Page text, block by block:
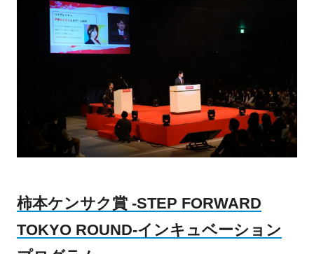
柿本ケンサク賞 -STEP FORWARD
TOKYO ROUND-インキュベーション